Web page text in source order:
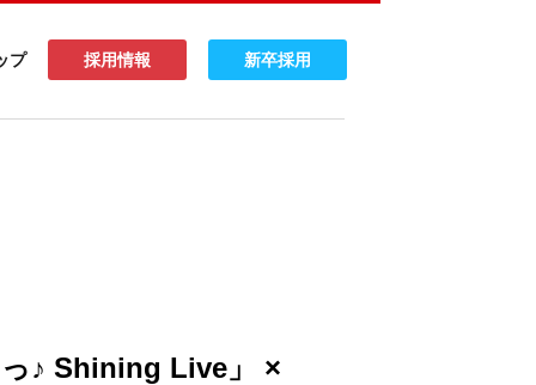
プ 採用情報 新卒採用
♪ Shining Live」 ×